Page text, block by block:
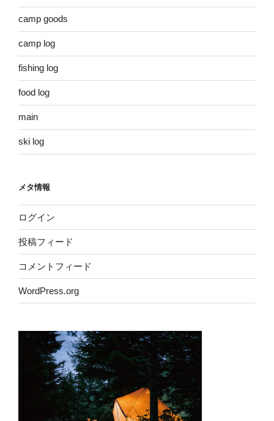
camp goods
camp log
fishing log
food log
main
ski log
メタ情報
ログイン
投稿フィード
コメントフィード
WordPress.org